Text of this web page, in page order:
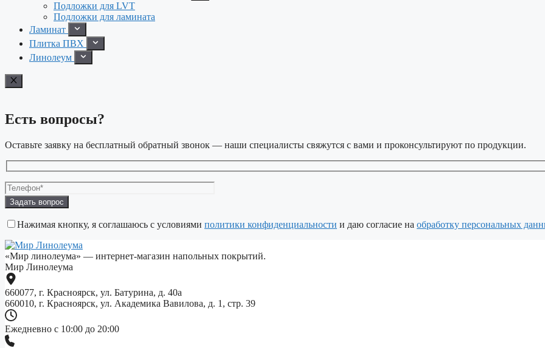
Подложки для LVT
Подложки для ламината
Ламинат
Плитка ПВХ
Линолеум
Есть вопросы?
Оставьте заявку на бесплатный обратный звонок — наши специалисты свяжутся с вами и проконсультируют по продукции.
Оставьте
это
полеНажимая кнопку, я соглашаюсь с условиями политики конфиденциальности и даю согласие на обработку персональных
«Мир линолеума» — интернет-магазин напольных покрытий.
Мир Линолеума
660077, г. Красноярск, ул. Батурина, д. 40а
660010, г. Красноярск, ул. Академика Вавилова, д. 1, стр. 39
Ежедневно с 10:00 до 20:00